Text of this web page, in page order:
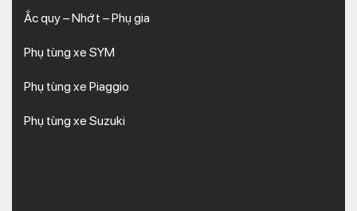
Ắc quy – Nhớt – Phụ gia
Phụ tùng xe SYM
Phụ tùng xe Piaggio
Phụ tùng xe Suzuki